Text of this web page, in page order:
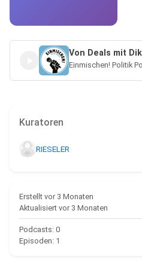
Von Deals mit
Einmischen! Politik
Kuratoren
RIESELER
Erstellt vor 3 Monaten
Aktualisiert vor 3 Monaten
Podcasts: 0
Episoden: 1